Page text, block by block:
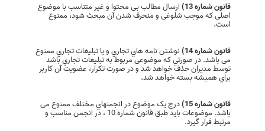
قانون شماره 13) ارسال مطالب بی محتوا و غیر متناسب با موضوع
اصلی که موجب شلوغی و منحرف شدن آن مبحث شود، ممنوع
است.
قانون شماره 14) نوشتن نامه هاي تجاري و يا تبليغات تجاري ممنوع
می باشد. در صورتي كه موضوعی مربوط به تبليغات تجاري باشد
توسط مديران حذف خواهد شد و در صورت تكرار، عضویت آن کاربر
براي هميشه بسته خواهد شد.
قانون شماره 15) درج یک موضوع در انجمنهاي مختلف ممنوع می
باشد. موضوعات باید طبق قانون شماره 10 ، در انجمن مناسب و
مرتبط قرار گیرد.